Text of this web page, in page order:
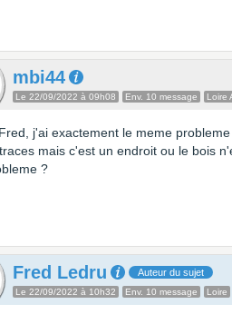
mbi44
Le 22/09/2022 à 09h08 Env. 10 message Loire
j'ai exactement le meme
mais c'est un endroit ou le bois
?
Fred Ledru Auteur du sujet
Le 22/09/2022 à 10h32 Env. 10 message Loire